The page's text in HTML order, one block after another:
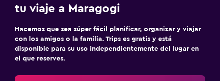
tu viaje a Maragogi
Hacemos que sea súper fácil planificar, organizar y viajar
con los amigos o la familia. Trips es gratis y está
disponible para su uso independientemente del lugar en
el que reserves.